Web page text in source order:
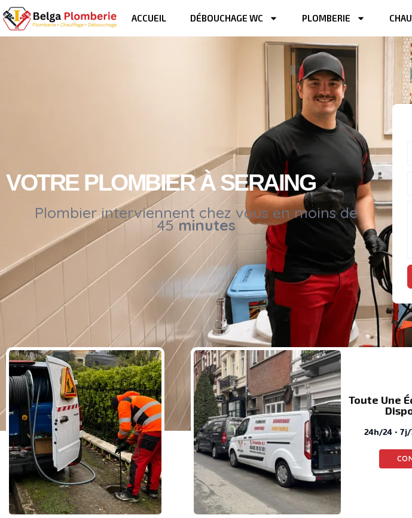
ACCUEIL DÉBOUCHAGE WC PLOMBERIE
VOTRE PLOMBIER À SERAING
Plombier interviennent chez vous en moins de
45minutes
Toute Une
24h/24 ·